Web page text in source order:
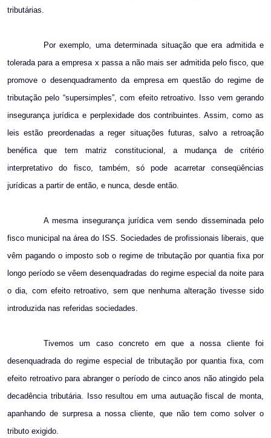
tributárias.
Por exemplo, uma determinada situação que era admitida e
tolerada para a empresa x passa a não mais ser admitida pelo fisco, que
promove o desenquadramento da empresa em questão do regime de
tributação pelo “supersimples”, com efeito retroativo. Isso vem gerando
insegurança jurídica e perplexidade dos contribuintes. Assim, como as
leis estão preordenadas a reger situações futuras, salvo a retroação
benéfica que tem matriz constitucional, a mudança de critério
interpretativo do fisco, também, só pode acarretar conseqüências
jurídicas a partir de então, e nunca, desde então.
A mesma insegurança jurídica vem sendo disseminada pelo
fisco municipal na área do ISS. Sociedades de profissionais liberais, que
vêm pagando o imposto sob o regime de tributação por quantia fixa por
longo período se vêem desenquadradas do regime especial da noite para
o dia, com efeito retroativo, sem que nenhuma alteração tivesse sido
introduzida nas referidas sociedades.
Tivemos um caso concreto em que a nossa cliente foi
desenquadrada do regime especial de tributação por quantia fixa, com
efeito retroativo para abranger o período de cinco anos não atingido pela
decadência tributária. Isso resultou em uma autuação fiscal de monta,
apanhando de surpresa a nossa cliente, que não tem como solver o
tributo exigido.